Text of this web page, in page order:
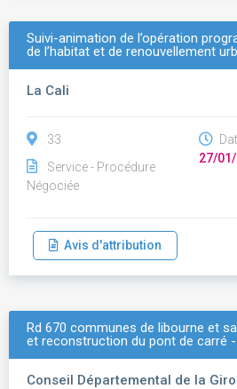
Suivi-animation de l’opération
de l’habitat et de renouvellement
La Cali
33
Service - Procédure
Négociée
27/
Avis d'attribution
Rd 670 communes de libourne et
et reconstruction du pont de carré
Conseil Départemental de la